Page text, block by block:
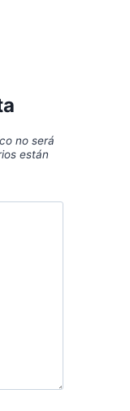
no será
están